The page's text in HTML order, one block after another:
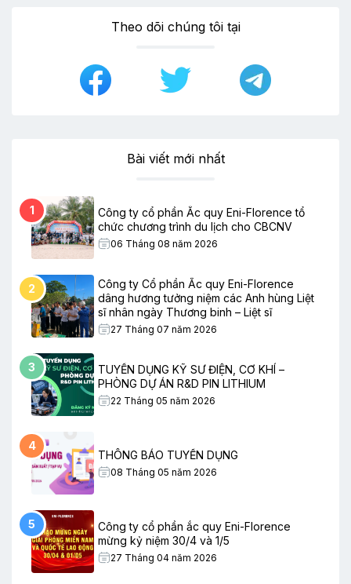
Theo dõi chúng tôi tại
Bài viết mới nhất
1
Công ty cổ phần Ắc quy Eni-Florence tổ
chức chương trình du lịch cho CBCNV
06 Tháng 08 năm 2026
2
Công ty Cổ phần Ắc quy Eni-Florence
dâng hương tưởng niệm các Anh hùng Liệt
sĩ nhân ngày Thương binh – Liệt sĩ
27 Tháng 07 năm 2026
3
TUYỂN DỤNG KỸ SƯ ĐIỆN, CƠ KHÍ –
PHÒNG DỰ ÁN R&D PIN LITHIUM
22 Tháng 05 năm 2026
4
THÔNG BÁO TUYỂN DỤNG
08 Tháng 05 năm 2026
5
Công ty cổ phần ắc quy Eni-Florence
mừng kỷ niệm 30/4 và 1/5
27 Tháng 04 năm 2026